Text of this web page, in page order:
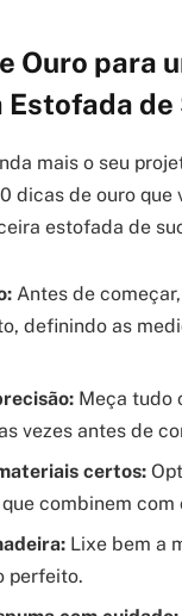
Ouro para
Estofada de
mais o seu
dicas de ouro que
estofada de
Antes de
definindo as
Meça tudo
vezes antes de
certos:
combinem com
Lixe bem a
perfeito.